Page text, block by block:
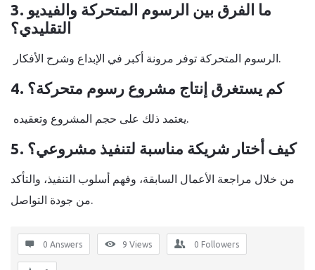
3. ما الفرق بين الرسوم المتحركة والفيديو
التقليدي؟
الرسوم المتحركة توفر مرونة أكبر في الإبداع وشرح الأفكار.
4. كم يستغرق إنتاج مشروع رسوم متحركة؟
يعتمد ذلك على حجم المشروع وتعقيده.
5. كيف أختار شريكة مناسبة لتنفيذ مشروعي؟
من خلال مراجعة الأعمال السابقة، وفهم أسلوب التنفيذ، والتأكد
من جودة التواصل.
0 Answers 9 Views 0 Followers